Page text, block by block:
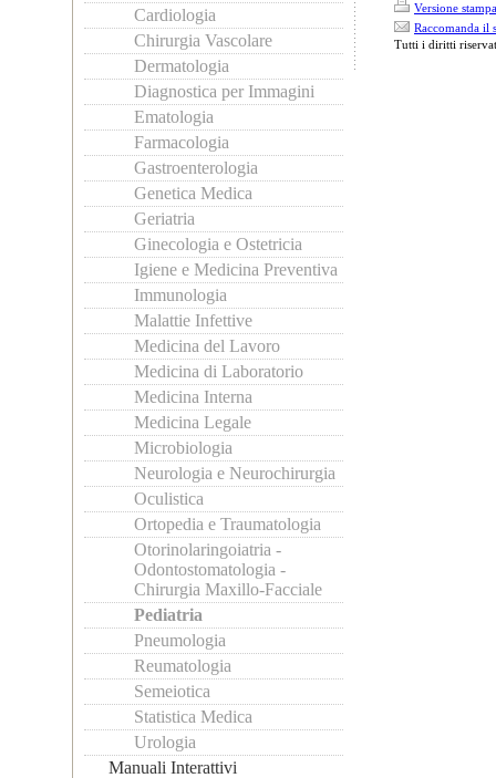
Cardiologia
Chirurgia Vascolare
Dermatologia
Diagnostica per Immagini
Ematologia
Farmacologia
Gastroenterologia
Genetica Medica
Geriatria
Ginecologia e Ostetricia
Igiene e Medicina Preventiva
Immunologia
Malattie Infettive
Medicina del Lavoro
Medicina di Laboratorio
Medicina Interna
Medicina Legale
Microbiologia
Neurologia e Neurochirurgia
Oculistica
Ortopedia e Traumatologia
Otorinolaringoiatria -
Odontostomatologia -
Chirurgia Maxillo-Facciale
Pediatria
Pneumologia
Reumatologia
Semeiotica
Statistica Medica
Urologia
Manuali Interattivi
Versione
Raccomanda il
Tutti i diritti